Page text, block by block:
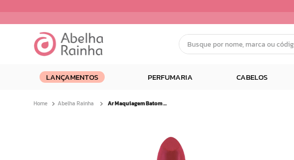
Busque por nome, marca ou código...
LANÇAMENTOS PERFUMARIA CABELOS
Abelha Rainha Ar Maquiagem Batom Retinol Like Fps30 Aura Pink 3,8g
dermopes
3º
facial